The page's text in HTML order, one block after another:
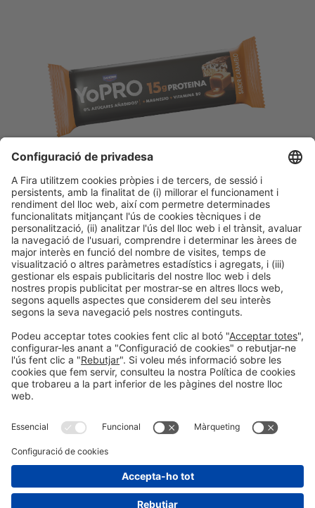
Descobreix més novetats dels
expositors d'Alimentaria
Facebook Twitter LinkedIn WhatsApp Email
Informació generalAvís legal
#ALIMENTARIA2028
a les xarxes socials